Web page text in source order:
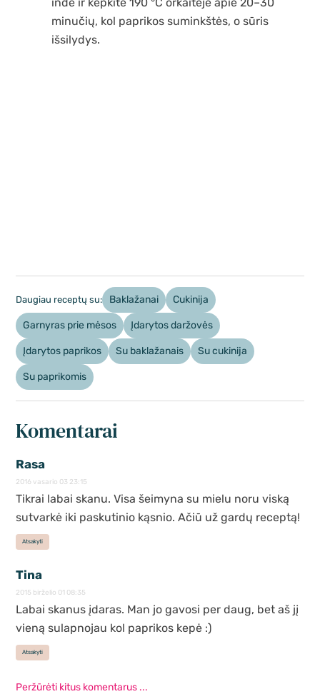
minučių, kol paprikos suminkštės, o sūris
išsilydys.
Daugiau receptų su: Baklažanai Cukinija
Garnyras prie mėsos Įdarytos daržovės
Įdarytos paprikos Su baklažanais Su cukinija
Su paprikomis
Komentarai
Rasa
2016 vasario 03 23:15
Tikrai labai skanu. Visa šeimyna su mielu noru viską
sutvarkė iki paskutinio kąsnio. Ačiū už gardų receptą!
Atsakyti
Tina
2015 birželio 01 08:35
Labai skanus įdaras. Man jo gavosi per daug, bet aš jį
vieną sulapnojau kol paprikos kepė :)
Atsakyti
Peržūrėti kitus komentarus ...